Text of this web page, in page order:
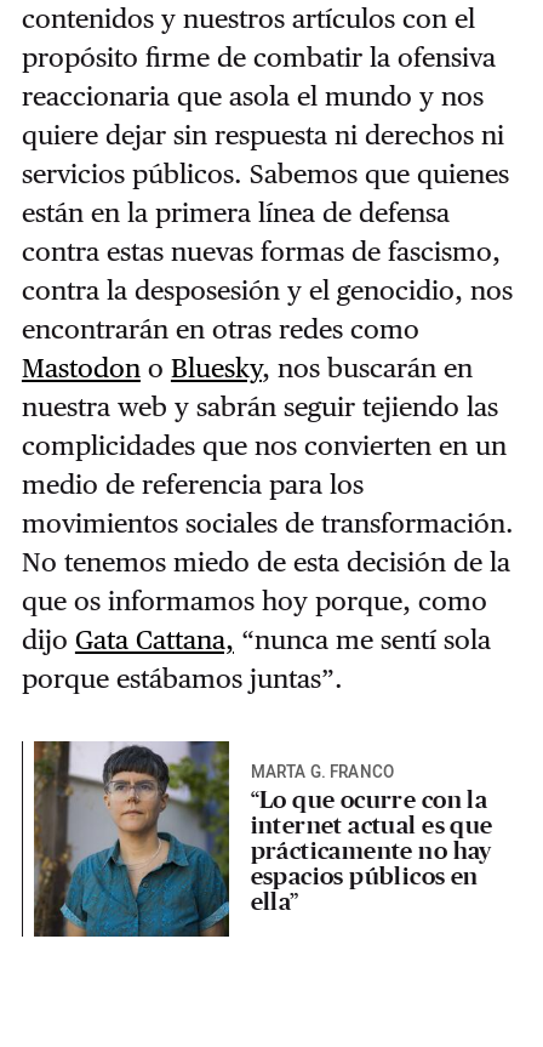
contenidos y nuestros artículos con el
propósito firme de combatir la ofensiva
reaccionaria que asola el mundo y nos
quiere dejar sin respuesta ni derechos ni
servicios públicos. Sabemos que quienes
están en la primera línea de defensa
contra estas nuevas formas de fascismo,
contra la desposesión y el genocidio, nos
encontrarán en otras redes como
Mastodon o Bluesky, nos buscarán en
nuestra web y sabrán seguir tejiendo las
complicidades que nos convierten en un
medio de referencia para los
movimientos sociales de transformación.
No tenemos miedo de esta decisión de la
que os informamos hoy porque, como
dijo Gata Cattana, “nunca me sentí sola
porque estábamos juntas”.
MARTA G. FRANCO
“Lo que ocurre con la
internet actual es que
prácticamente no hay
espacios públicos en
ella”